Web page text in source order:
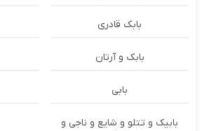
بابک قادری
بابک و آرتان
بابی
بابیک و تتلو و شایع و ناجی و